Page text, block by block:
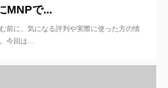
MNPで...
前に、気になる評判や実際に使った方の情
今回は…